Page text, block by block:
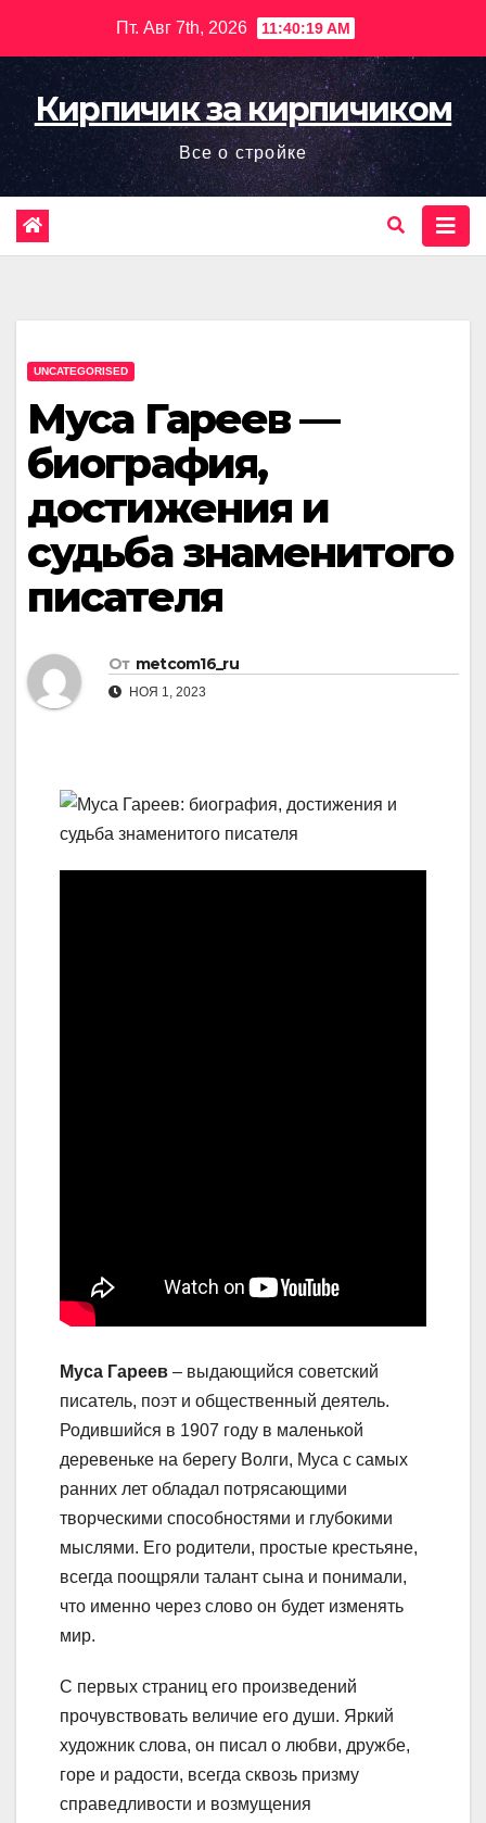
содержимому
Пт. Авг 7th, 2026 11:40:20 AM
Кирпичик за кирпичиком
Все о стройке
UNCATEGORISED
Муса Гареев —
биография,
достижения и
судьба знаменитого
писателя
От metcom16_ru
НОЯ 1, 2023
Муса Гареев – выдающийся советский
писатель, поэт и общественный деятель.
Родившийся в 1907 году в маленькой
деревеньке на берегу Волги, Муса с самых
ранних лет обладал потрясающими
творческими способностями и глубокими
мыслями. Его родители, простые крестьяне,
всегда поощряли талант сына и понимали,
что именно через слово он будет изменять
мир.
С первых страниц его произведений
прочувствовать величие его души. Яркий
художник слова, он писал о любви, дружбе,
горе и радости, всегда сквозь призму
справедливости и возмущения